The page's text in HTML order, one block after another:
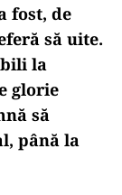
fost, de
să uite.
la
glorie
să
până la